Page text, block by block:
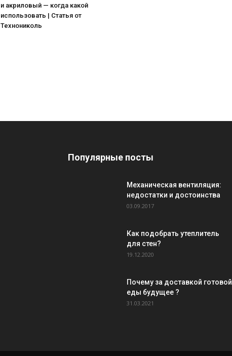
и акриловый — когда какой
использовать | Статья от
Технониколь
Популярные посты
Механическая вентиляция:
недостатки и достоинства
03.09.2017
Как подобрать утеплитель
для стен?
19.12.2020
Почему за доставкой готовой
еды будущее ?
31.03.2021